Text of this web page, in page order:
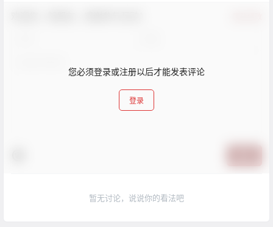
您必须登录或注册以后才能发表评论
登录
暂无讨论，说说你的看法吧